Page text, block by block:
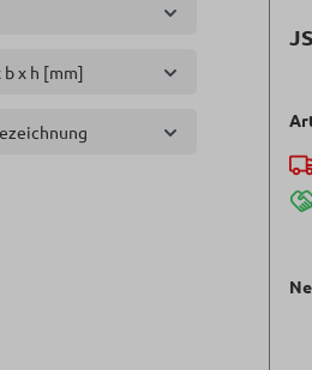
b x h [mm]